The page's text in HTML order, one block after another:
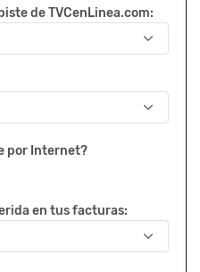
de TVCenLinea.com:
por Internet?
en tus facturas: